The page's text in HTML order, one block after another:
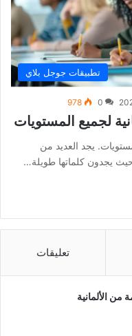
تطبيقات جوجل بلاي
0
978
لجميع المستويات
يجد العديد من
يجدون كلماتها طويلة…
تعليقات
الألمانية